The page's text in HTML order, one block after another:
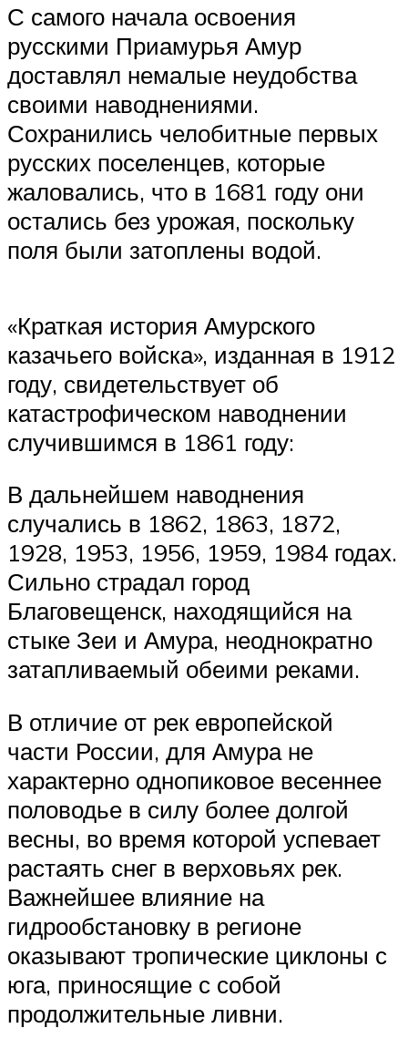
МЕНЮ
С самого начала освоения
русскими Приамурья Амур
доставлял немалые неудобства
своими наводнениями.
Сохранились челобитные первых
русских поселенцев, которые
жаловались, что в 1681 году они
остались без урожая, поскольку
поля были затоплены водой.
«Краткая история Амурского
казачьего войска», изданная в 1912
году, свидетельствует об
катастрофическом наводнении
случившимся в 1861 году:
В дальнейшем наводнения
случались в 1862, 1863, 1872,
1928, 1953, 1956, 1959, 1984 годах.
Сильно страдал город
Благовещенск, находящийся на
стыке Зеи и Амура, неоднократно
затапливаемый обеими реками.
В отличие от рек европейской
части России, для Амура не
характерно однопиковое весеннее
половодье в силу более долгой
весны, во время которой успевает
растаять снег в верховьях рек.
Важнейшее влияние на
гидрообстановку в регионе
оказывают тропические циклоны с
юга, приносящие с собой
продолжительные ливни.